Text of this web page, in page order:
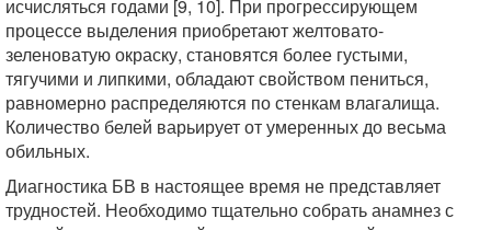
исчисляться годами [9, 10]. При прогрессирующем
процессе выделения приобретают желтовато-
зеленоватую окраску, становятся более густыми,
тягучими и липкими, обладают свойством пениться,
равномерно распределяются по стенкам влагалища.
Количество белей варьирует от умеренных до весьма
обильных.
Диагностика БВ в настоящее время не представляет
трудностей. Необходимо тщательно собрать анамнез с